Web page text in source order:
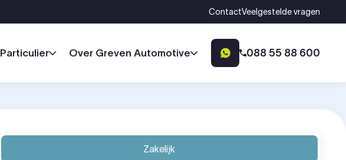
ContactVeelgestelde vragen
Particulier Over Greven Automotive 088 55 88 600
Zakelijk